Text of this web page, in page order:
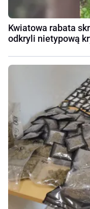
Kwiatowa rabata
odkryli nietypową